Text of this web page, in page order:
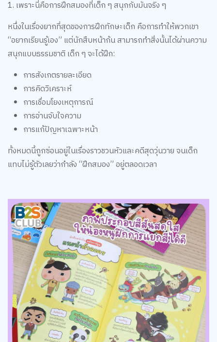
การแก้ปัญหาเฉพาะหน้า
ทั้งหมดนี้ถูกซ่อนอยู่ในเรื่องราวชวนหัวและคดีสุดวุ่นวาย จนเด็ก
แทบไม่รู้ตัวเลยว่ากำลัง “ฝึกสมอง” อยู่ตลอดเวลา
2. เพราะมันช่วยสร้างนิสัยรักการอ่านได้ดีมาก
หนังสือหลายเล่มอาจให้ความรู้ แต่ไม่ได้ทำให้เด็ก “อยากเปิดอ่าน
ต่อ” ในทางกลับกัน นักสืบหน้าก้นเต็มไปด้วย: